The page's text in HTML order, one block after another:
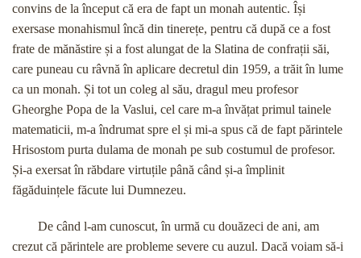
convins de la început că era de fapt un monah autentic. Își
exersase monahismul încă din tinerețe, pentru că după ce a fost
frate de mănăstire și a fost alungat de la Slatina de confrații săi,
care puneau cu râvnă în aplicare decretul din 1959, a trăit în lume
ca un monah. Și tot un coleg al său, dragul meu profesor
Gheorghe Popa de la Vaslui, cel care m-a învățat primul tainele
matematicii, m-a îndrumat spre el și mi-a spus că de fapt părintele
Hrisostom purta dulama de monah pe sub costumul de profesor.
Și-a exersat în răbdare virtuțile până când și-a împlinit
făgăduințele făcute lui Dumnezeu.
De când l-am cunoscut, în urmă cu douăzeci de ani, am
crezut că părintele are probleme severe cu auzul. Dacă voiam să-i